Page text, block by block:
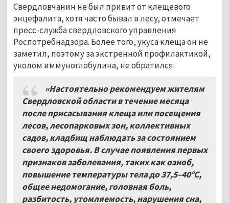
Свердловчанин не был привит от клещевого
энцефалита, хотя часто бывал в лесу, отмечает
пресс-служба свердловского управления
Роспотребнадзора. Более того, укуса клеща он не
заметил, поэтому за экстренной профилактикой,
уколом иммуноглобулина, не обратился.
«Настоятельно рекомендуем жителям
Свердловской области в течение месяца
после присасывания клеща или посещения
лесов, лесопарковых зон, коллективных
садов, кладбищ наблюдать за состоянием
своего здоровья. В случае появления первых
признаков заболевания, таких как озноб,
повышение температуры тела до 37,5–40°С,
общее недомогание, головная боль,
разбитость, утомляемость, нарушения сна,